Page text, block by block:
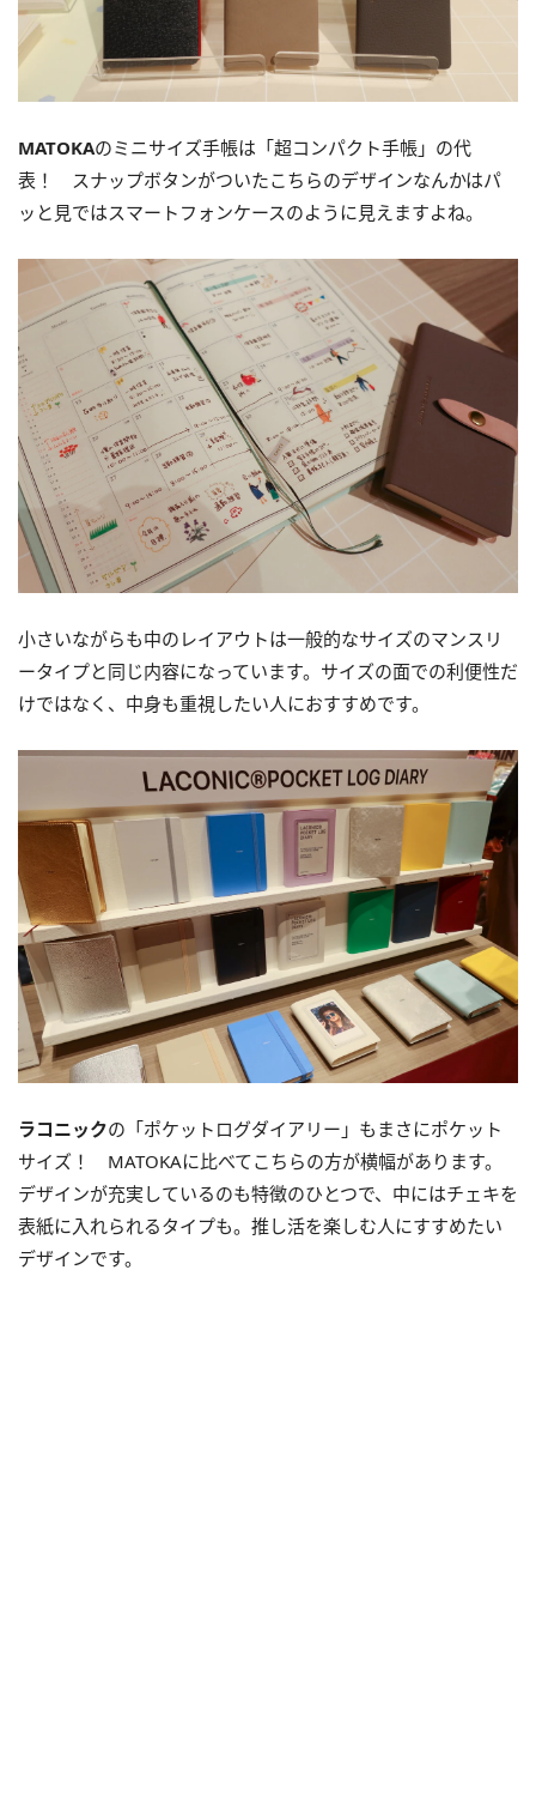
MATOKAのミニサイズ手帳は「超コンパクト手帳」の代
表！ スナップボタンがついたこちらのデザインなんかはパ
ッと見ではスマートフォンケースのように見えますよね。
小さいながらも中のレイアウトは一般的なサイズのマンスリ
ータイプと同じ内容になっています。サイズの面での利便性だ
けではなく、中身も重視したい人におすすめです。
ラコニックの「ポケットログダイアリー」もまさにポケット
サイズ！ MATOKAに比べてこちらの方が横幅があります。
デザインが充実しているのも特徴のひとつで、中にはチェキを
表紙に入れられるタイプも。推し活を楽しむ人にすすめたい
デザインです。